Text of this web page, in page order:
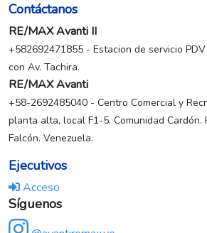
Contáctanos
RE/MAX Avanti II
+582692471855 - Estacion de servicio PDV
con Av. Tachira.
RE/MAX Avanti
+58-2692485040 - Centro Comercial y
planta alta, local F1-5. Comunidad Cardón.
Falcón. Venezuela.
Ejecutivos
Acceso
Síguenos